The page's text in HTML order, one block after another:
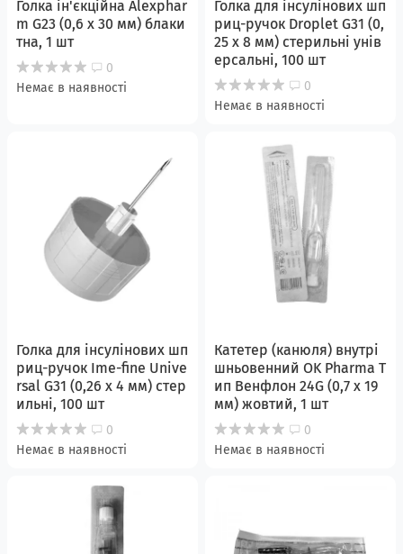
Голка ін'єкційна Alexphar
m G23 (0,6 х 30 мм) блаки
тна, 1 шт
0
Немає в наявності
Голка для інсулінових шп
риц-ручок Droplet G31 (0,
25 x 8 мм) стерильні унів
ерсальні, 100 шт
0
Немає в наявності
Голка для інсулінових шп
риц-ручок Ime-fine Unive
rsal G31 (0,26 x 4 мм) стер
ильні, 100 шт
0
Немає в наявності
Катетер (канюля) внутрі
шньовенний OK Pharma Т
ип Венфлон 24G (0,7 х 19
мм) жовтий, 1 шт
0
Немає в наявності